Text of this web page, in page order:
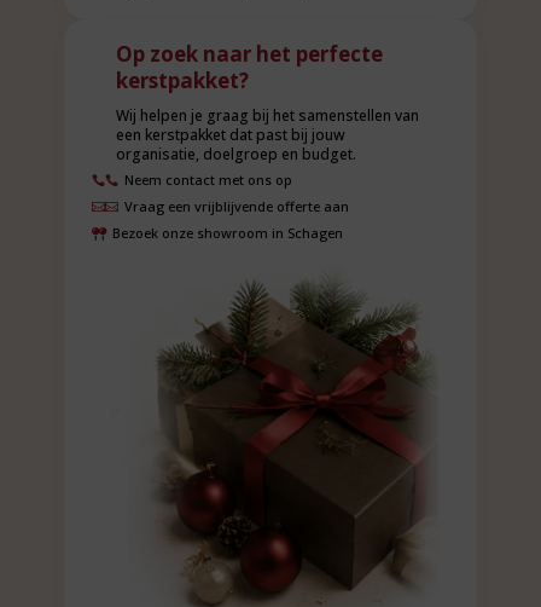
Op zoek naar het perfecte
kerstpakket?
Wij helpen je graag bij het samenstellen van
een kerstpakket dat past bij jouw
organisatie, doelgroep en budget.
 Neem contact met ons op
 Vraag een vrijblijvende offerte aan
 Bezoek onze showroom in Schagen